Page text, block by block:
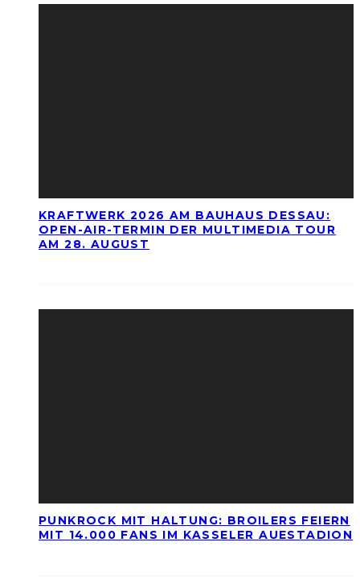
KRAFTWERK 2026 AM BAUHAUS DESSAU:
OPEN-AIR-TERMIN DER MULTIMEDIA TOUR
AM 28. AUGUST
PUNKROCK MIT HALTUNG: BROILERS FEIERN
MIT 14.000 FANS IM KASSELER AUESTADION